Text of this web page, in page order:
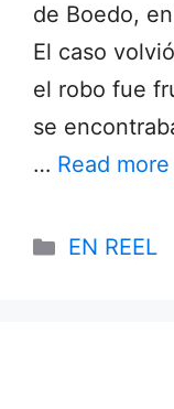
de Boedo,
El caso
el robo fue
se
… Read more
Categories
EN REEL